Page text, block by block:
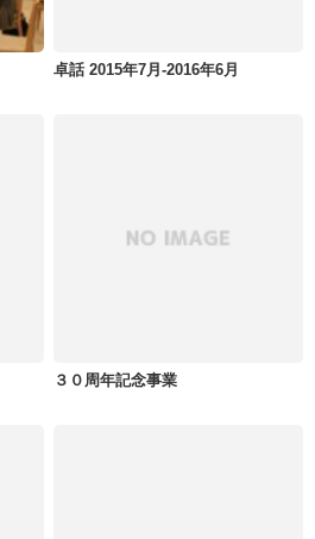
卓話 2015年7月-2016年6月
３０周年記念事業